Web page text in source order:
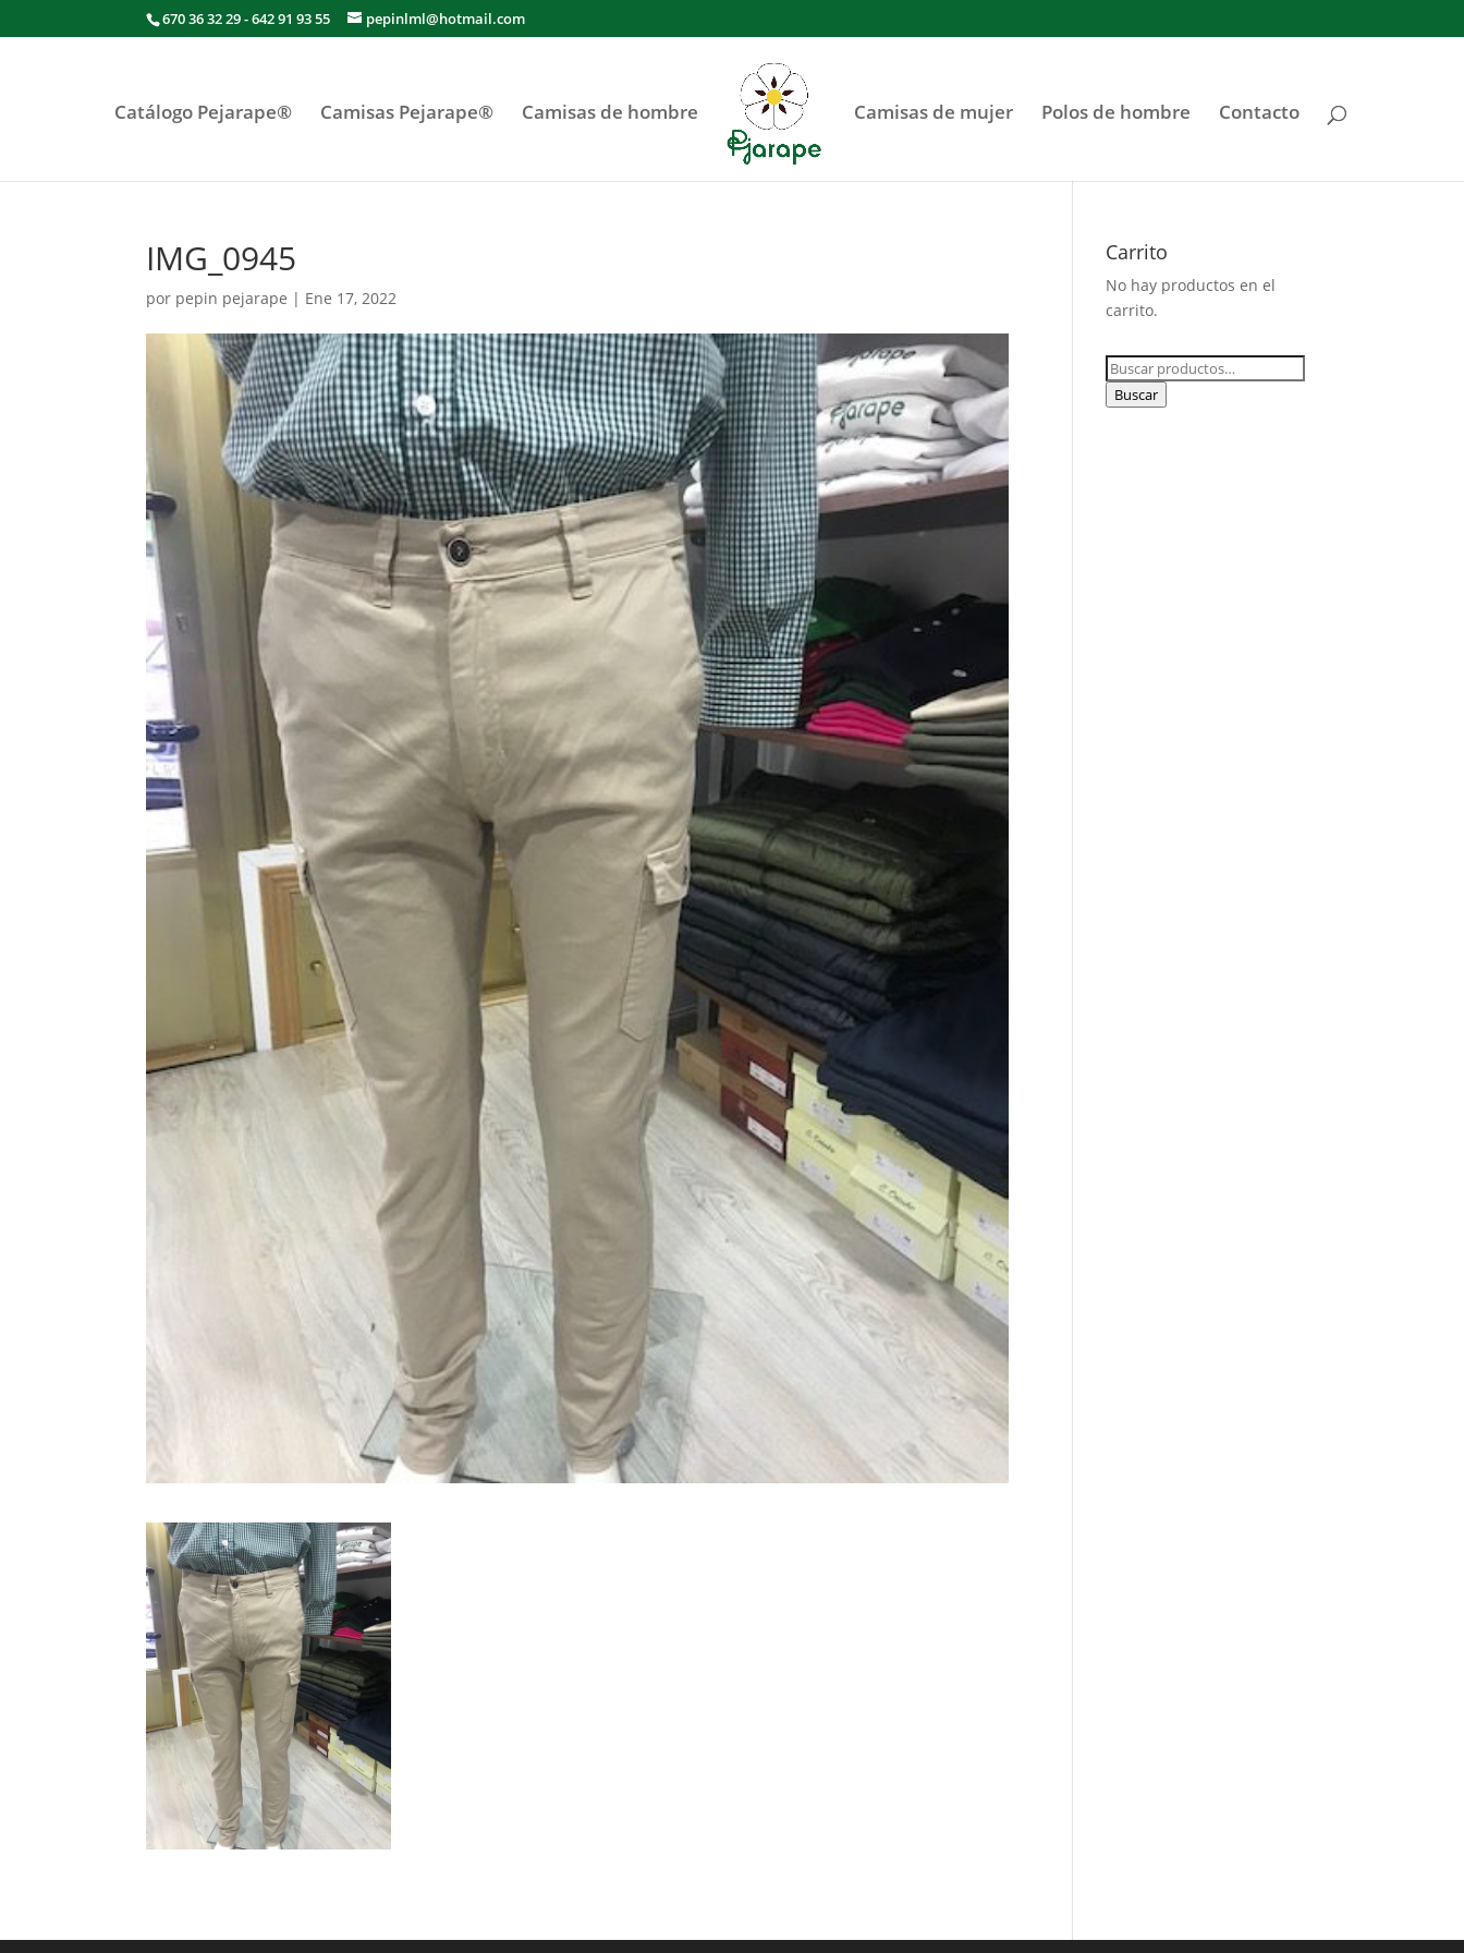
670 36 32 29 - 642 91 93 55 pepinlml@hotmail.com
Catálogo Pejarape® Camisas Pejarape® Camisas de hombre Camisas de mujer Polos de hombre Contacto
IMG_0945
por pepin pejarape | Ene 17, 2022
Carrito
No hay productos en el
carrito.
Buscar
por:
Buscar